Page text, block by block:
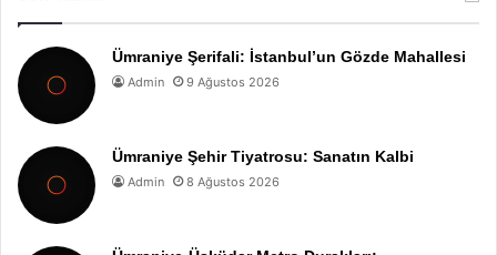
Ümraniye Şerifali: İstanbul’un Gözde Mahallesi
Admin 9 Ağustos 2026
Ümraniye Şehir Tiyatrosu: Sanatın Kalbi
Admin 8 Ağustos 2026